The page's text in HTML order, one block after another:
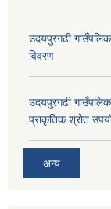
उदयपुरगढी
विवरण
उदयपुरगढी
प्राकृतिक श्रोत
अन्य